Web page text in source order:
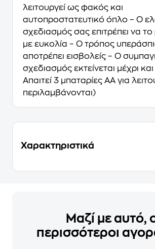
λειτουργεί ως φακός και
αυτοπροστατευτικό όπλο – Ο
σχεδιασμός σας επιτρέπει να
με ευκολία – Ο τρόπος
αποτρέπει εισβολείς – Ο
σχεδιασμός εκτείνεται μέχρι και
Απαιτεί 3 μπαταρίες AA για
περιλαμβάνονται)
Χαρακτηριστικά
Μαζί με αυτό,
περισσότεροι